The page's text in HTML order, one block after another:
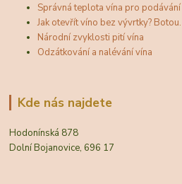
Správná teplota vína pro podávání
Jak otevřít víno bez vývrtky? Botou.
Národní zvyklosti pití vína
Odzátkování a nalévání vína
Kde nás najdete
Hodonínská 878
Dolní Bojanovice, 696 17